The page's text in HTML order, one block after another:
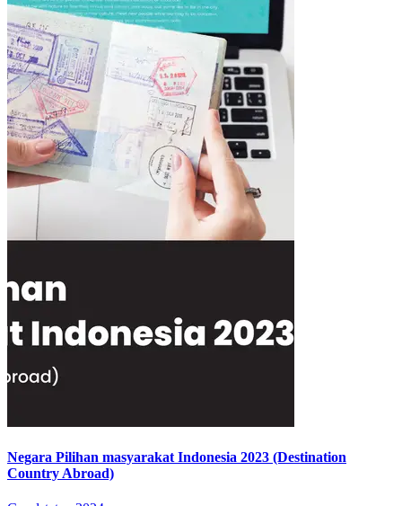
Negara Pilihan masyarakat Indonesia 2023 (Destination
Country Abroad)